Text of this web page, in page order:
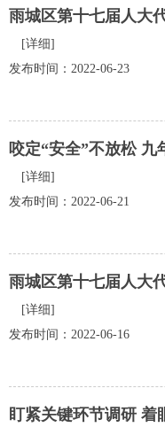
雨城区第十七届人大
[详细]
发布时间：2022-06-23
咬定“安全”不放松
[详细]
发布时间：2022-06-21
雨城区第十七届人大
[详细]
发布时间：2022-06-16
盯紧关键环节调研